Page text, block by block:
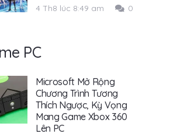
4 Th8 lúc 8:49 am 0
PC
Microsoft Mở Rộng
Chương Trình Tương
Thích Ngược, Kỳ Vọng
Mang Game Xbox 360
Lên PC